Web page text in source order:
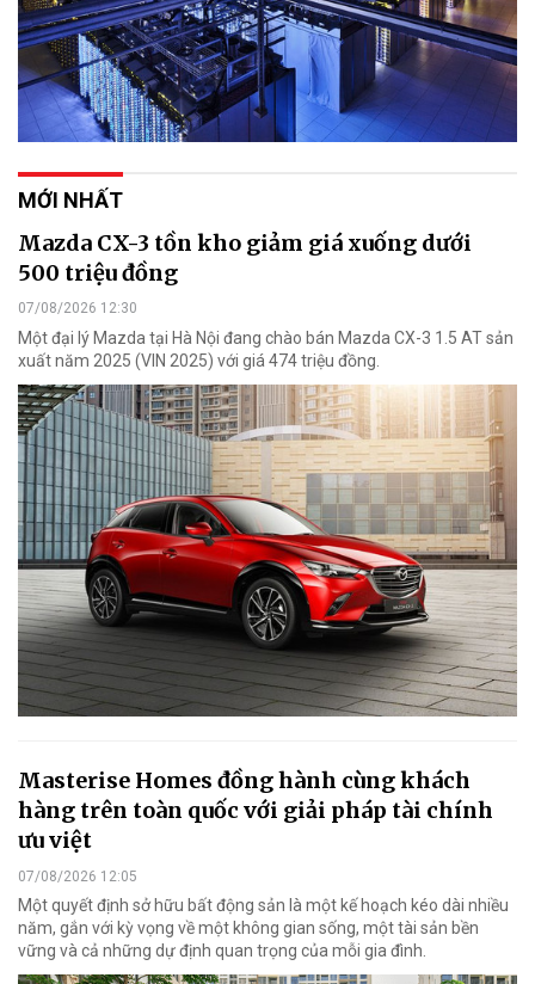
MỚI NHẤT
Mazda CX-3 tồn kho giảm giá xuống dưới
500 triệu đồng
07/08/2026 12:30
Một đại lý Mazda tại Hà Nội đang chào bán Mazda CX-3 1.5 AT sản
xuất năm 2025 (VIN 2025) với giá 474 triệu đồng.
Masterise Homes đồng hành cùng khách
hàng trên toàn quốc với giải pháp tài chính
ưu việt
07/08/2026 12:05
Một quyết định sở hữu bất động sản là một kế hoạch kéo dài nhiều
năm, gắn với kỳ vọng về một không gian sống, một tài sản bền
vững và cả những dự định quan trọng của mỗi gia đình.